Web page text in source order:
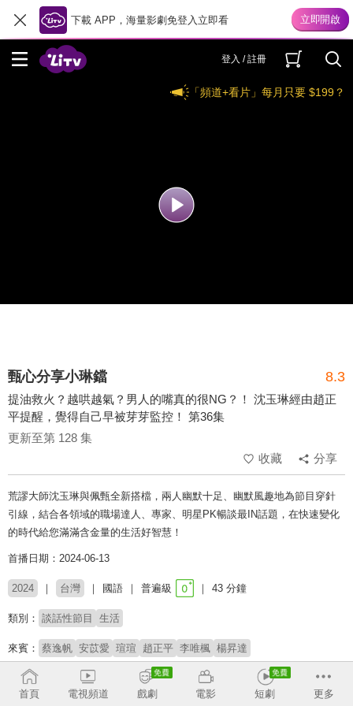
下載 APP，海量影劇免登入立即看
登入 / 註冊
「頻道+看片」每月只要 $199？
甄心分享小琳鐺 8.3
提油救火？越哄越氣？男人的嘴真的很NG？！ 沈玉琳經由趙正
平提醒，覺得自己早被芽芽監控！ 第36集
更新至第 128 集
收藏
分享
荒謬大師沈玉琳與佩甄全新搭檔，兩人幽默十足、幽默風趣地為節目穿針
引線，結合各領域的職場達人、專家、明星PK暢談最IN話題，在快速變化
的時代給您滿滿含金量的生活好智慧！
首播日期：2024-06-13
2024 台灣 國語 普遍級 43 分鐘
類別： 談話性節目 生活
來賓： 蔡逸帆 安苡愛 瑄瑄 趙正平 李唯楓 楊昇達
主持： 佩甄
首頁 電視頻道 戲劇 電影 短劇 更多